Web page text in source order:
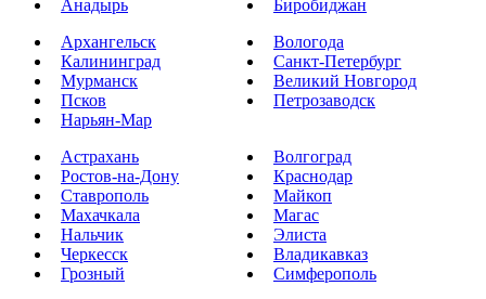
Анадырь
Биробиджан
Архангельск
Вологода
Калининград
Санкт-Петербург
Мурманск
Великий Новгород
Псков
Петрозаводск
Нарьян-Мар
Астрахань
Волгоград
Ростов-на-Дону
Краснодар
Ставрополь
Майкоп
Махачкала
Магас
Нальчик
Элиста
Черкесск
Владикавказ
Грозный
Симферополь